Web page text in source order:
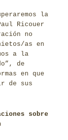
la
Ricouer
no
as en
a la
de
en que
de sus
sobre